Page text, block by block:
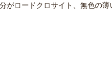
がロードクロサイト、無色の